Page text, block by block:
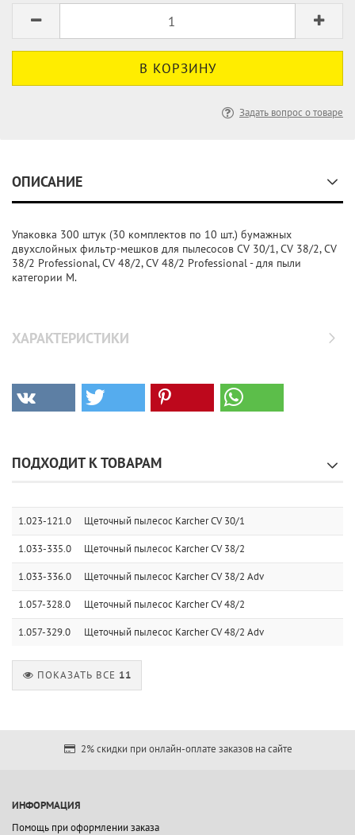
Задать вопрос о товаре
ОПИСАНИЕ
Упаковка 300 штук (30 комплектов по 10 шт.) бумажных
двухслойных фильтр-мешков для пылесосов CV 30/1, CV 38/2, CV
38/2 Professional, CV 48/2, CV 48/2 Professional - для пыли
категории M.
ХАРАКТЕРИСТИКИ
ПОДХОДИТ К ТОВАРАМ
1.023-121.0 Щеточный пылесос Karcher CV 30/1
1.033-335.0 Щеточный пылесос Karcher CV 38/2
1.033-336.0 Щеточный пылесос Karcher CV 38/2 Adv
1.057-328.0 Щеточный пылесос Karcher CV 48/2
1.057-329.0 Щеточный пылесос Karcher CV 48/2 Adv
ПОКАЗАТЬ ВСЕ 11
2% скидки при онлайн-оплате заказов на сайте
ИНФОРМАЦИЯ
Помощь при оформлении заказа